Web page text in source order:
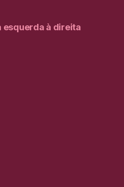
esquerda à direita